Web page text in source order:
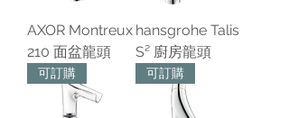
AXOR Montreux
210 面盆龍頭
hansgrohe Talis
S² 廚房龍頭
可訂購 可訂購